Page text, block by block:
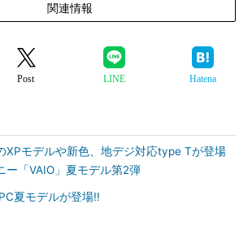
関連情報
Post LINE Hatena
XPモデルや新色、地デジ対応type Tが登場
「VAIO」夏モデル第2弾
夏モデルが登場!!